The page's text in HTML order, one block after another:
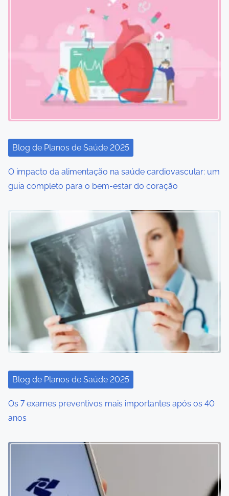
i
o
n
Blog de Planos de Saúde 2025
O impacto da alimentação na saúde cardiovascular: um
guia completo para o bem-estar do coração
Blog de Planos de Saúde 2025
Os 7 exames preventivos mais importantes após os 40
anos